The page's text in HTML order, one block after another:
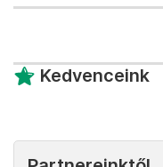
Kedvenceink